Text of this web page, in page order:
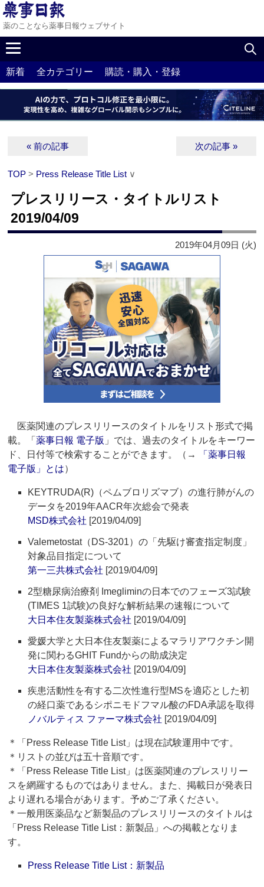
薬のことなら薬事日報ウェブサイト
新着 全カテゴリー 購読・購入・登録
« 前の記事 次の記事 »
TOP > Press Release Title List ∨
プレスリリース・タイトルリスト
2019/04/09
2019年04月09日 (火)
医薬関連のプレスリリースのタイトルをリスト形式で掲
載。「薬事日報 電子版 」では、過去のタイトルをキーワー
ド、日付等で検索することができます。（→
「薬事日報
電子版」とは）
KEYTRUDA(R)（ペムブロリズマブ）の進行肺がんの
データを2019年AACR年次総会で発表
MSD株式会社 [2019/04/09]
Valemetostat（DS-3201）の「先駆け審査指定制度」
対象品目指定について
第一三共株式会社 [2019/04/09]
2型糖尿病治療剤 Imegliminの日本でのフェーズ3試験
(TIMES 1試験)の良好な解析結果の速報について
大日本住友製薬株式会社 [2019/04/09]
愛媛大学と大日本住友製薬によるマラリアワクチン開
発に関わるGHIT Fundからの助成決定
大日本住友製薬株式会社 [2019/04/09]
疾患活動性を有する二次性進行型MSを適応とした初
の経口薬であるシポニモドフマル酸のFDA承認を取得
ノバルティス ファーマ株式会社 [2019/04/09]
＊「Press Release Title List」は現在試験運用中です。
＊リストの並びは五十音順です。
＊「Press Release Title List」は医薬関連のプレスリリー
スを網羅するものではありません。また、掲載日が発表日
より遅れる場合があります。予めご了承ください。
＊一般用医薬品など新製品のプレスリリースのタイトルは
「Press Release Title List：新製品」への掲載となりま
す。
Press Release Title List：新製品